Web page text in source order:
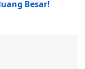
Besar!